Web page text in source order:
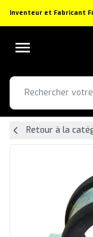
Inventeur et Fabricant
Retour à la